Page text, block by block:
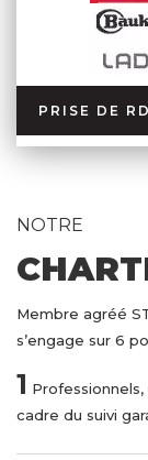
PRISE DE
NOTRE
Membre agréé
s’engage sur 6
1
cadre du suivi